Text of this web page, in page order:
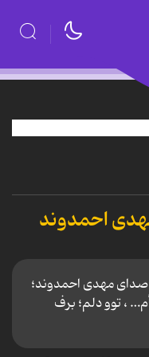
احمدوند
صدای مهدی احمدوند؛
، توو دلم؛ برف